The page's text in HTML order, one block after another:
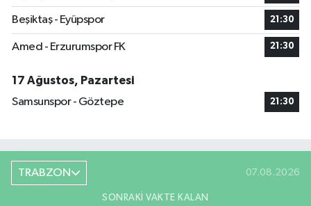
Beşiktaş - Eyüpspor 21:30
Amed - Erzurumspor FK 21:30
17 Ağustos, Pazartesi
Samsunspor - Göztepe
21:30
TRABZON 07.08.2026
SONRAKI VAKTE KALAN